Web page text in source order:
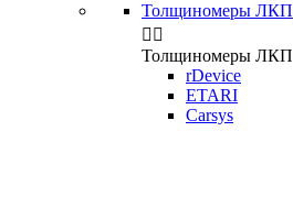
Толщиномеры ЛКП
 
Толщиномеры ЛКП
rDevice
ETARI
Carsys